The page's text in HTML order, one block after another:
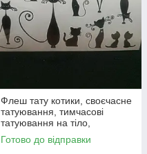
Флеш тату котики, своєчасне
татуювання, тимчасові
татуювання на тіло,
тимчасовий малюнок на тіло
Готово до відправки